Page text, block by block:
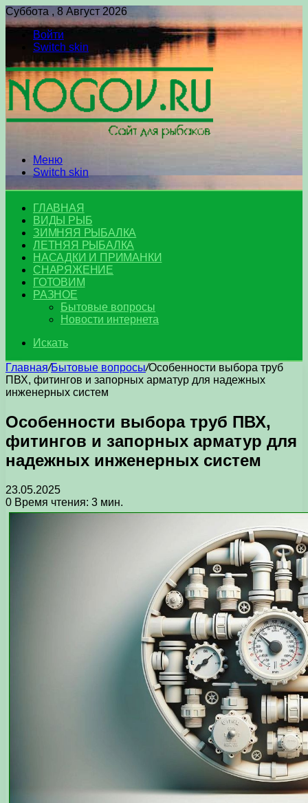
Суббота , 8 Август 2026
Войти
Switch skin
Меню
Switch skin
ГЛАВНАЯ
ВИДЫ РЫБ
ЗИМНЯЯ РЫБАЛКА
ЛЕТНЯЯ РЫБАЛКА
НАСАДКИ И ПРИМАНКИ
СНАРЯЖЕНИЕ
ГОТОВИМ
РАЗНОЕ
Бытовые вопросы
Новости интернета
Искать
Главная/Бытовые вопросы/Особенности выбора труб
ПВХ, фитингов и запорных арматур для надежных
инженерных систем
Особенности выбора труб ПВХ,
фитингов и запорных арматур для
надежных инженерных систем
23.05.2025
0 Время чтения: 3 мин.